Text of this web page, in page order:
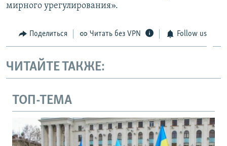
мирного урегулирования».
Поделиться Читать без VPN Follow us
ЧИТАЙТЕ ТАКЖЕ:
ТОП-ТЕМА